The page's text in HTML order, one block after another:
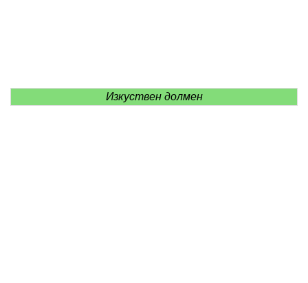
Изкуствен долмен